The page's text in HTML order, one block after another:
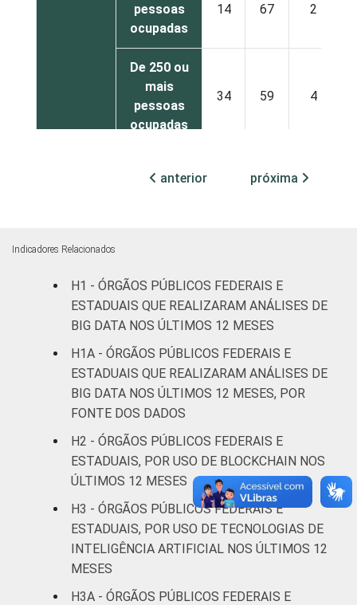
pessoas
ocupadas
14 67 2
De 250 ou
mais
pessoas
ocupadas
34 59 4
declarado
53 11
Estudos para o Desenvolvimento da
Pesquisa sobre o uso das tecnologias de
informação e comunicação no setor público
brasileiro – TIC Governo Eletrônico 2023.
anterior próxima
Indicadores Relacionados
H1 - ÓRGÃOS PÚBLICOS FEDERAIS E
ESTADUAIS QUE REALIZARAM ANÁLISES DE
BIG DATA NOS ÚLTIMOS 12 MESES
H1A - ÓRGÃOS PÚBLICOS FEDERAIS E
ESTADUAIS QUE REALIZARAM ANÁLISES DE
BIG DATA NOS ÚLTIMOS 12 MESES, POR
FONTE DOS DADOS
H2 - ÓRGÃOS PÚBLICOS FEDERAIS E
ESTADUAIS, POR USO DE BLOCKCHAIN NOS
ÚLTIMOS 12 MESES
H3 - ÓRGÃOS PÚBLICOS FEDERAIS E
ESTADUAIS, POR USO DE TECNOLOGIAS DE
INTELIGÊNCIA ARTIFICIAL NOS ÚLTIMOS 12
MESES
H3A - ÓRGÃOS PÚBLICOS FEDERAIS E